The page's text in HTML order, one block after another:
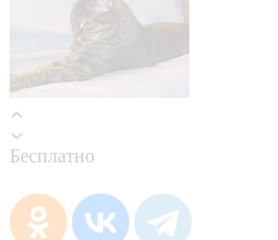
Бесплатно